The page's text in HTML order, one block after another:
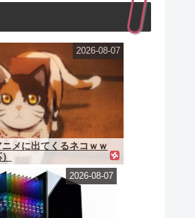
メに出てくるネコｗｗ
2026-08-07
2026-08-07